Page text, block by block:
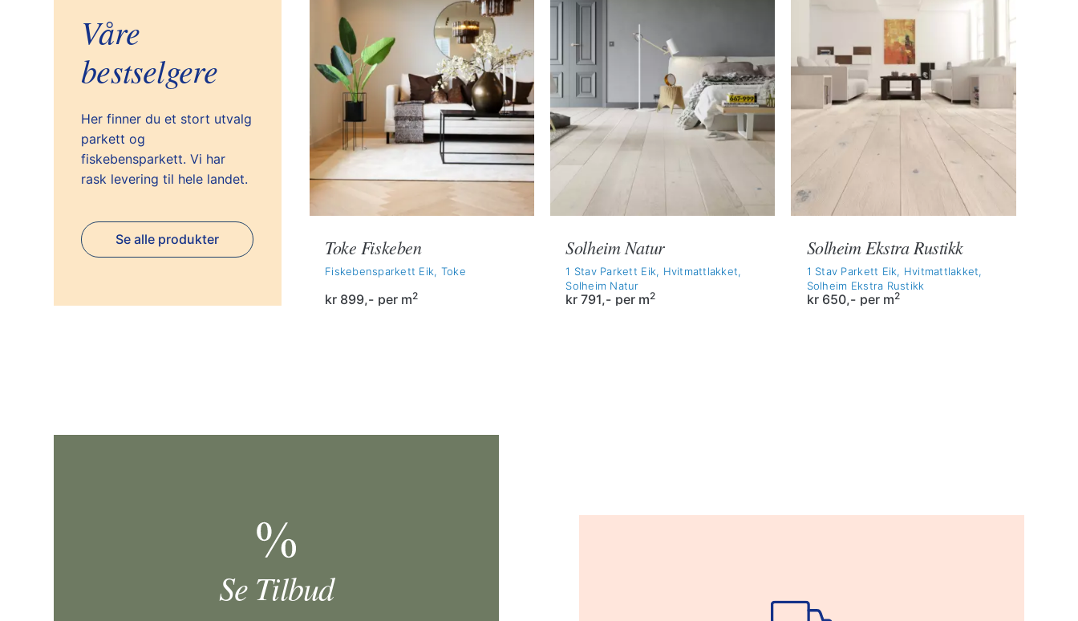
Våre
bestselgere
Her finner du et stort utvalg
parkett og
fiskebensparkett. Vi har
rask levering til hele landet.
Se alle produkter Toke Fiskeben
Fiskebensparkett Eik, Toke
kr 899,- per m2
Solheim Natur
1 Stav Parkett Eik, Hvitmattlakket,
Solheim Natur
kr 791,- per m2
Solheim Ekstra Rustikk
1 Stav Parkett Eik, Hvitmattlakket,
Solheim Ekstra Rustikk
kr650,- per m2
Se Tilbud